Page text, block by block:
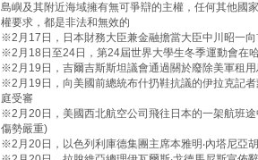
島嶼及其附近海域擁有無可爭辯的主權，任何其他國
權要求，都是非法和無效的
※2月17日，日本財務大臣兼金融擔當大臣中川昭一
※2月18日至24日，第24屆世界大學生冬季運動會在
※2月19日，吉爾吉斯斯坦議會通過關於廢除美軍租
※2月19日，向美國前總統布什扔鞋抗議的伊拉克記者
庭受審
※2月20日，美國西北航空公司飛往日本的一架航班
傷勢嚴重)
※2月20日，以色列利庫德集團主席本雅明‧內塔尼亞